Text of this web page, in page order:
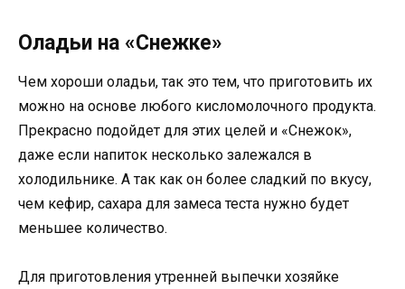
Оладьи на «Снежке»
Чем хороши оладьи, так это тем, что приготовить их
можно на основе любого кисломолочного продукта.
Прекрасно подойдет для этих целей и «Снежок»,
даже если напиток несколько залежался в
холодильнике. А так как он более сладкий по вкусу,
чем кефир, сахара для замеса теста нужно будет
меньшее количество.
Для приготовления утренней выпечки хозяйке